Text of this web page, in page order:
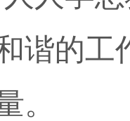
谐的工
。